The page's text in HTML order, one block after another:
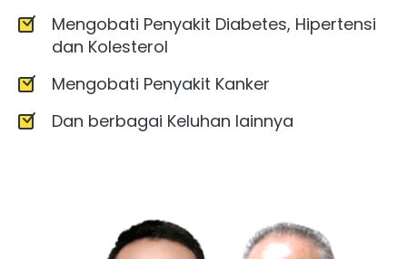
Mengobati Penyakit Diabetes, Hipertensi
dan Kolesterol
Mengobati Penyakit Kanker
Dan berbagai Keluhan lainnya